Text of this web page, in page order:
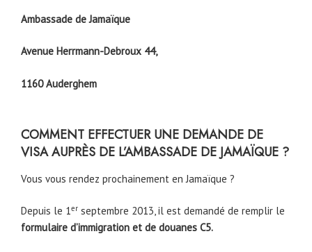
Ambassade de Jamaïque
Avenue Herrmann-Debroux 44,
1160 Auderghem
COMMENT EFFECTUER UNE DEMANDE DE
VISA AUPRÈS DE L’AMBASSADE DE JAMAÏQUE ?
Vous vous rendez prochainement en Jamaïque ?
Depuis le 1er septembre 2013, il est demandé de remplir le
formulaire d’immigration et de douanes C5.